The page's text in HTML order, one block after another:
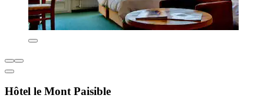
Hôtel le Mont Paisible